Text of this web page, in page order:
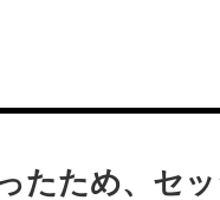
たため、セ